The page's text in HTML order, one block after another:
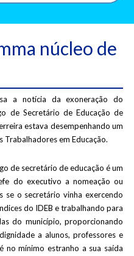
núcleo de
a notícia da exoneração do
de Secretário de Educação de
estava desempenhando um
em Educação.
de secretário de educação é um
do executivo a nomeação ou
o secretário vinha exercendo
do IDEB e trabalhando para
do município, proporcionando
a alunos, professores e
no mínimo estranho a sua saída